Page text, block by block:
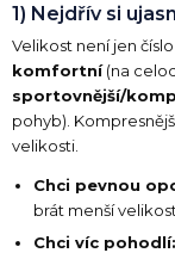
1) Nejdřív si
Velikost není jen
komfortní(na
sportovnější/
pohyb).
velikosti.
Chci pevnou
brát menší
Chci víc pohodlí: